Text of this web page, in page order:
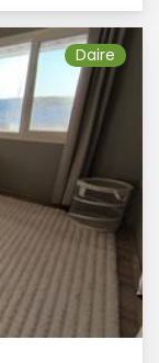
Daire